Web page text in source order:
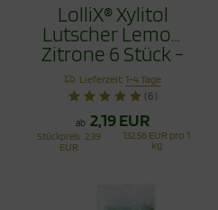
LolliX® Xylitol
Lutscher Lemon
Zitrone 6 Stück -
Zahnpflege mit
Stil
Lieferzeit:1-4 Tage
(6)
ab 2,19 EUR
Stückpreis 2,39
EUR
132,56 EUR pro 1
kg